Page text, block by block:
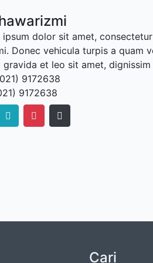
ipsum dolor sit amet,
Donec vehicula turpis a quam
gravida et leo sit amet, dignissim
9172638
9172638
Cari